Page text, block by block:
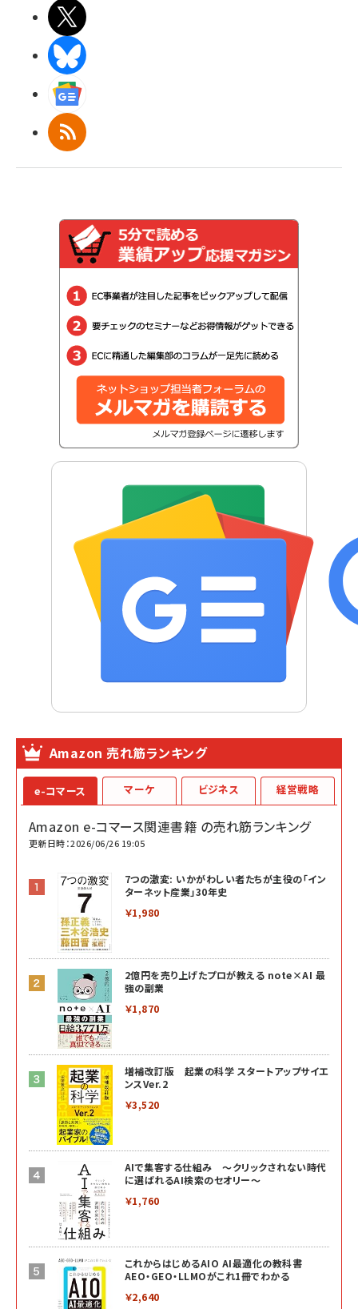
RSS
Amazon 売れ筋ランキング
e-コマース
Amazon e-コマース関連書籍 の売れ筋ランキング
更新日時：2026/06/26 19:05
7つの激変: いかがわしい者たちが主役の「イン
ターネット産業」30年史
￥1,980
2億円を売り上げたプロが教える note×AI 最
強の副業
￥1,870
増補改訂版 起業の科学 スタートアップサイエ
ンスVer.2
￥3,520
AIで集客する仕組み ～クリックされない時代
に選ばれるAI検索のセオリー～
￥1,760
これからはじめるAIO AI最適化の教科書
AEO・GEO・LLMOがこれ1冊でわかる
￥2,640
マーケ ビジネス 経営戦略